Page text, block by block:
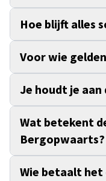
Hoe blijft alles
Voor wie
Je houdt je aan
Wat betekent
Bergopwaarts?
Wie betaalt het